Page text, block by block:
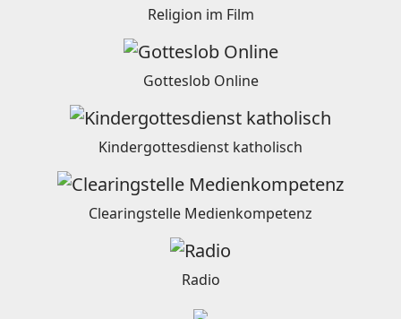
Religion im Film
Gotteslob Online
Kindergottesdienst katholisch
Clearingstelle Medienkompetenz
Radio